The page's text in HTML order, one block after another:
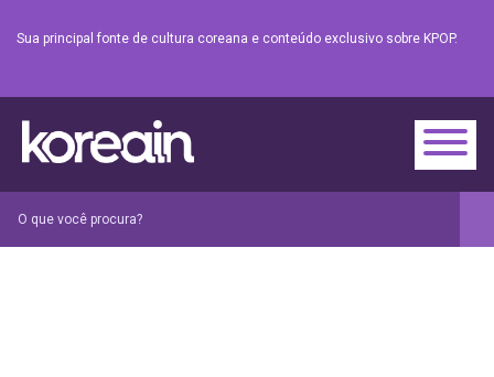
Sua principal fonte de cultura coreana e conteúdo exclusivo sobre KPOP.